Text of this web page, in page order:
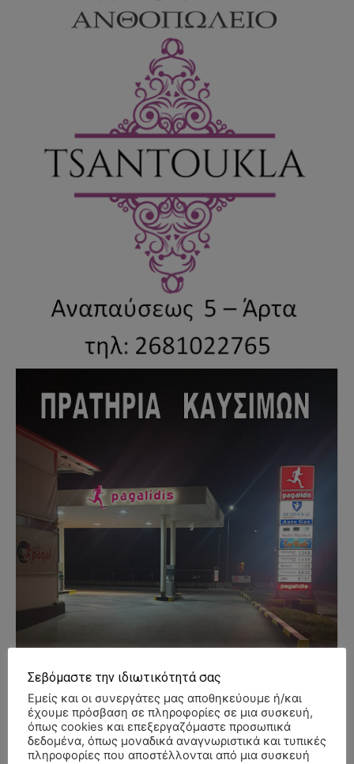
Σεβόμαστε την ιδιωτικότητά σας
Εμείς και οι συνεργάτες μας αποθηκεύουμε ή/και
έχουμε πρόσβαση σε πληροφορίες σε μια συσκευή,
όπως cookies και επεξεργαζόμαστε προσωπικά
δεδομένα, όπως μοναδικά αναγνωριστικά και τυπικές
πληροφορίες που αποστέλλονται από μια συσκευή